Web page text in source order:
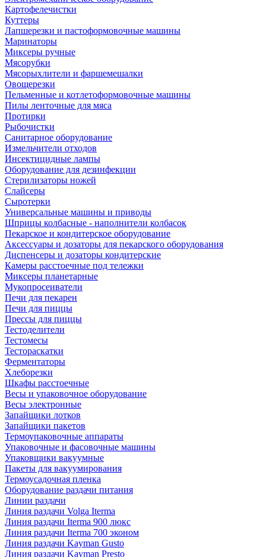
Картофелечистки
Куттеры
Лапшерезки и пастоформовочные машины
Маринаторы
Миксеры ручные
Мясорубки
Мясорыхлители и фаршемешалки
Овощерезки
Пельменные и котлетоформовочные машины
Пилы ленточные для мяса
Протирки
Рыбочистки
Санитарное оборудование
Измельчители отходов
Инсектицидные лампы
Оборудование для дезинфекции
Стерилизаторы ножей
Слайсеры
Сыротерки
Универсальные машины и приводы
Шприцы колбасные - наполнители колбасок
Пекарское и кондитерское оборудование
Аксессуары и дозаторы для пекарского оборудования
Диспенсеры и дозаторы кондитерские
Камеры расстоечные под тележки
Миксеры планетарные
Мукопросеиватели
Печи для пекарен
Печи для пиццы
Прессы для пиццы
Тестоделители
Тестомесы
Тестораскатки
Ферментаторы
Хлеборезки
Шкафы расстоечные
Весы и упаковочное оборудование
Весы электронные
Запайщики лотков
Запайщики пакетов
Термоупаковочные аппараты
Упаковочные и фасовочные машины
Упаковщики вакуумные
Пакеты для вакуумирования
Термоусадочная пленка
Оборудование раздачи питания
Линии раздачи
Линия раздачи Volga Iterma
Линия раздачи Iterma 900 люкс
Линия раздачи Iterma 700 эконом
Линия раздачи Kayman Gusto
Линия раздачи Kayman Presto